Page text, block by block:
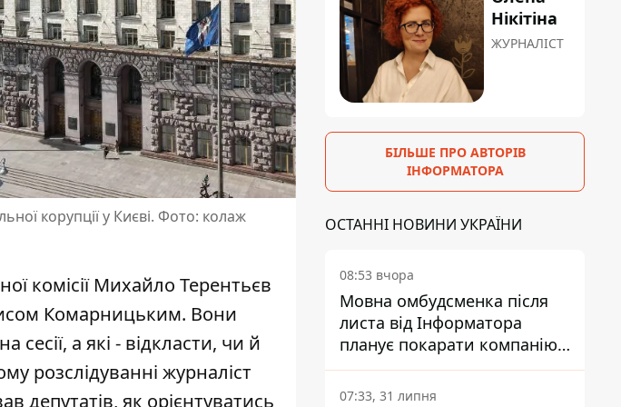
корупції у Києві. Фото: колаж
комісії Михайло Терентьєв
Комарницьким. Вони
сесії, а які - відкласти, чи й
розслідуванні журналіст
депутатів, як орієнтуватись
Нікітіна
ЖУРНАЛІСТ
БІЛЬШЕ ПРО АВТОРІВ
ІНФОРМАТОРА
ОСТАННІ НОВИНИ УКРАЇНИ
08:53 вчора
Мовна омбудсменка після
листа від Інформатора
планує покарати компанію-
підрядника ПриватБанку
07:33, 31 липня